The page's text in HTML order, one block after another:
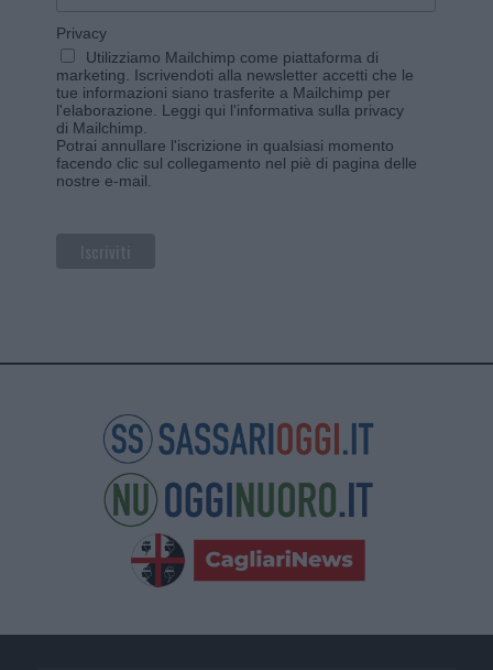
Privacy
Utilizziamo Mailchimp come piattaforma di
marketing. Iscrivendoti alla newsletter accetti che le
tue informazioni siano trasferite a Mailchimp per
l'elaborazione. Leggi qui l'informativa sulla privacy
di Mailchimp
Potrai annullare l'iscrizione in qualsiasi momento
facendo clic sul collegamento nel piè di pagina delle
nostre e-mail.